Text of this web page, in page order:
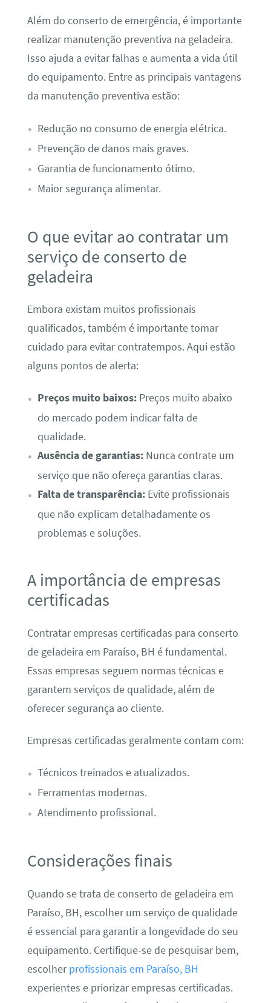
Além do conserto de emergência, é importante
realizar manutenção preventiva na geladeira.
Isso ajuda a evitar falhas e aumenta a vida útil
do equipamento. Entre as principais vantagens
da manutenção preventiva estão:
Redução no consumo de energia elétrica.
Prevenção de danos mais graves.
Garantia de funcionamento ótimo.
Maior segurança alimentar.
O que evitar ao contratar um
serviço de conserto de
geladeira
Embora existam muitos profissionais
qualificados, também é importante tomar
cuidado para evitar contratempos. Aqui estão
alguns pontos de alerta:
Preços muito baixos:Preços muito abaixo
do mercado podem indicar falta de
qualidade.
Ausência de garantias:Nunca contrate um
serviço que não ofereça garantias claras.
Falta de transparência:Evite profissionais
que não explicam detalhadamente os
problemas e soluções.
A importância de empresas
certificadas
Contratar empresas certificadas para conserto
de geladeira em Paraíso, BH é fundamental.
Essas empresas seguem normas técnicas e
garantem serviços de qualidade, além de
oferecer segurança ao cliente.
Empresas certificadas geralmente contam com:
Técnicos treinados e atualizados.
Ferramentas modernas.
Atendimento profissional.
Considerações finais
Quando se trata de conserto de geladeira em
Paraíso, BH, escolher um serviço de qualidade
é essencial para garantir a longevidade do seu
equipamento. Certifique-se de pesquisar bem,
escolherprofissionais em Paraíso, BH
experientes e priorizar empresas certificadas.